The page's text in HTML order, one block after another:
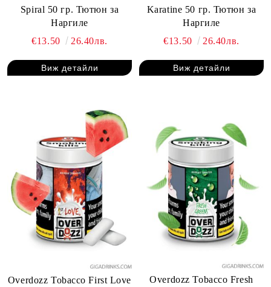
Spiral 50 гр. Тютюн за
Наргиле
€13.50
26.40лв.
Виж детайли
Karatine 50 гр. Тютюн за
Наргиле
€13.50
26.40лв.
Виж детайли
Overdozz Tobacco First Love
Overdozz Tobacco Fresh